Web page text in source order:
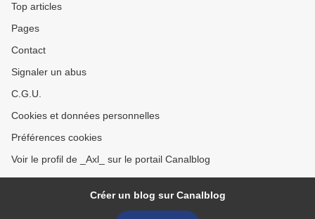
Top articles
Pages
Contact
Signaler un abus
C.G.U.
Cookies et données personnelles
Préférences cookies
Voir le profil de _Axl_ sur le portail Canalblog
Créer un blog sur Canalblog